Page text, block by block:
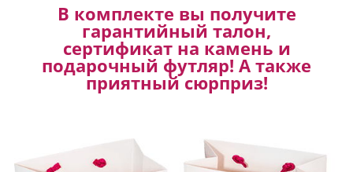
В комплекте вы получите
гарантийный талон,
сертификат на камень и
подарочный футляр! А также
приятный сюрприз!